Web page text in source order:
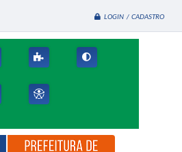
LOGIN / CADASTRO